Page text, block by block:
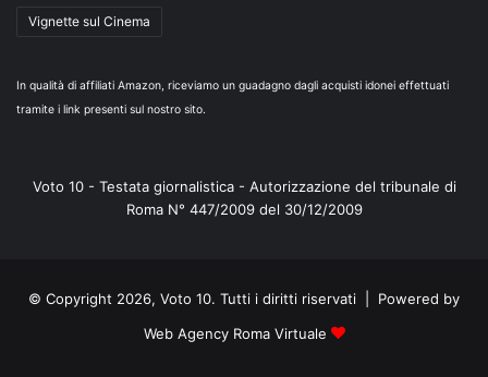
Vignette sul Cinema
In qualità di affiliati Amazon, riceviamo un guadagno dagli acquisti idonei effettuati
tramite i link presenti sul nostro sito.
Voto 10 - Testata giornalistica - Autorizzazione del tribunale di
Roma N° 447/2009 del 30/12/2009
© Copyright 2026, Voto 10. Tutti i diritti riservati | Powered by
Web Agency Roma Virtuale